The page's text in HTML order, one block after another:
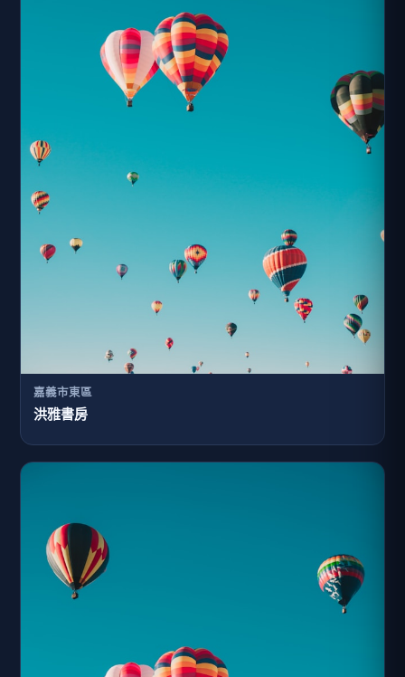
三為極移問題，另外板塊運動也會造成回歸線變化。因此，
北回歸線以...
嘉義市東區
洪雅書房